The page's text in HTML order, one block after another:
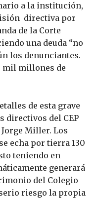
a la institución,
directiva por
de la Corte
una deuda “no
los denunciantes.
mil millones de
de esta grave
directivos del CEP
Miller. Los
echa por tierra 130
teniendo en
generará
del Colegio
riesgo la propia